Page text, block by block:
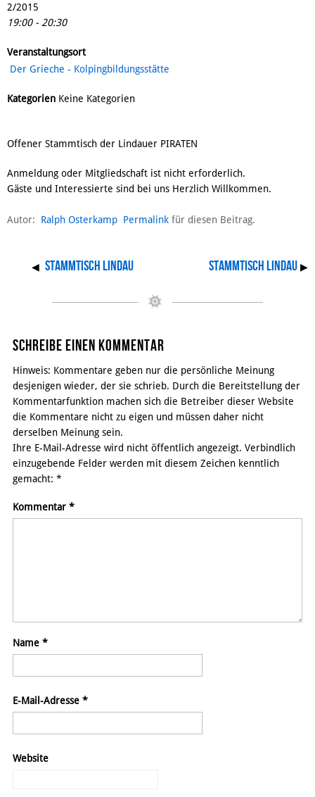
2/2015
19:00 - 20:30
Veranstaltungsort
Der Grieche - Kolpingbildungsstätte
Kategorien Keine Kategorien
Offener Stammtisch der Lindauer PIRATEN
Anmeldung oder Mitgliedschaft ist nicht erforderlich.
Gäste und Interessierte sind bei uns Herzlich Willkommen.
Autor: Ralph Osterkamp Permalink für diesen Beitrag.
◀ Stammtisch Lindau Stammtisch Lindau ▶
Schreibe einen Kommentar
Hinweis: Kommentare geben nur die persönliche Meinung
desjenigen wieder, der sie schrieb. Durch die Bereitstellung der
Kommentarfunktion machen sich die Betreiber dieser Website
die Kommentare nicht zu eigen und müssen daher nicht
derselben Meinung sein.
Ihre E-Mail-Adresse wird nicht öffentlich angezeigt. Verbindlich
einzugebende Felder werden mit diesem Zeichen kenntlich
gemacht: *
Kommentar *
Name *
E-Mail-Adresse *
Website